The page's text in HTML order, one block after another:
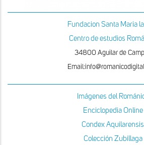
Fundacion Santa Maria
Centro de estudios
34800 Aguilar de
Imágenes del
Enciclopedia Online
Condex Aquilarensis
Colección Zubillaga